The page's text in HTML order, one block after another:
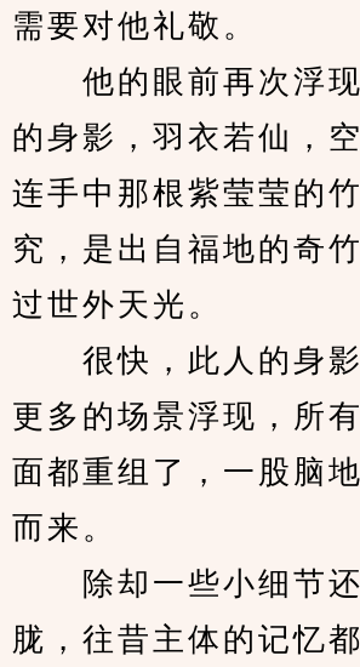
需要对他礼敬。
他的眼前再次浮现
的身影，羽衣若仙，
连手中那根紫莹莹的
究，是出自福地的奇
过世外天光。
很快，此人的身影
更多的场景浮现，所
面都重组了，一股脑
而来。
除却一些小细节还
胧，往昔主体的记忆